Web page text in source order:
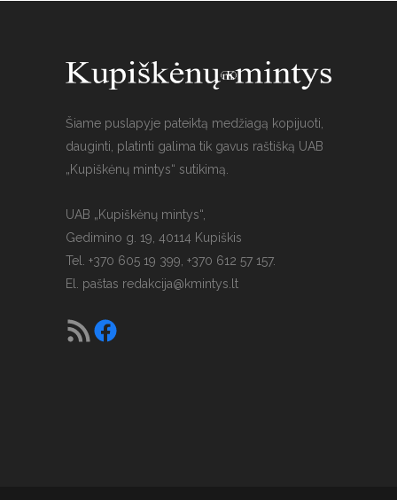
Šiame puslapyje pateiktą medžiagą kopijuoti,
dauginti, platinti galima tik gavus raštišką UAB
„Kupiškėnų mintys“ sutikimą.
UAB „Kupiškėnų mintys“,
Gedimino g. 19, 40114 Kupiškis
Tel. +370 605 19 399, +370 612 57 157.
El. paštas redakcija@kmintys.lt